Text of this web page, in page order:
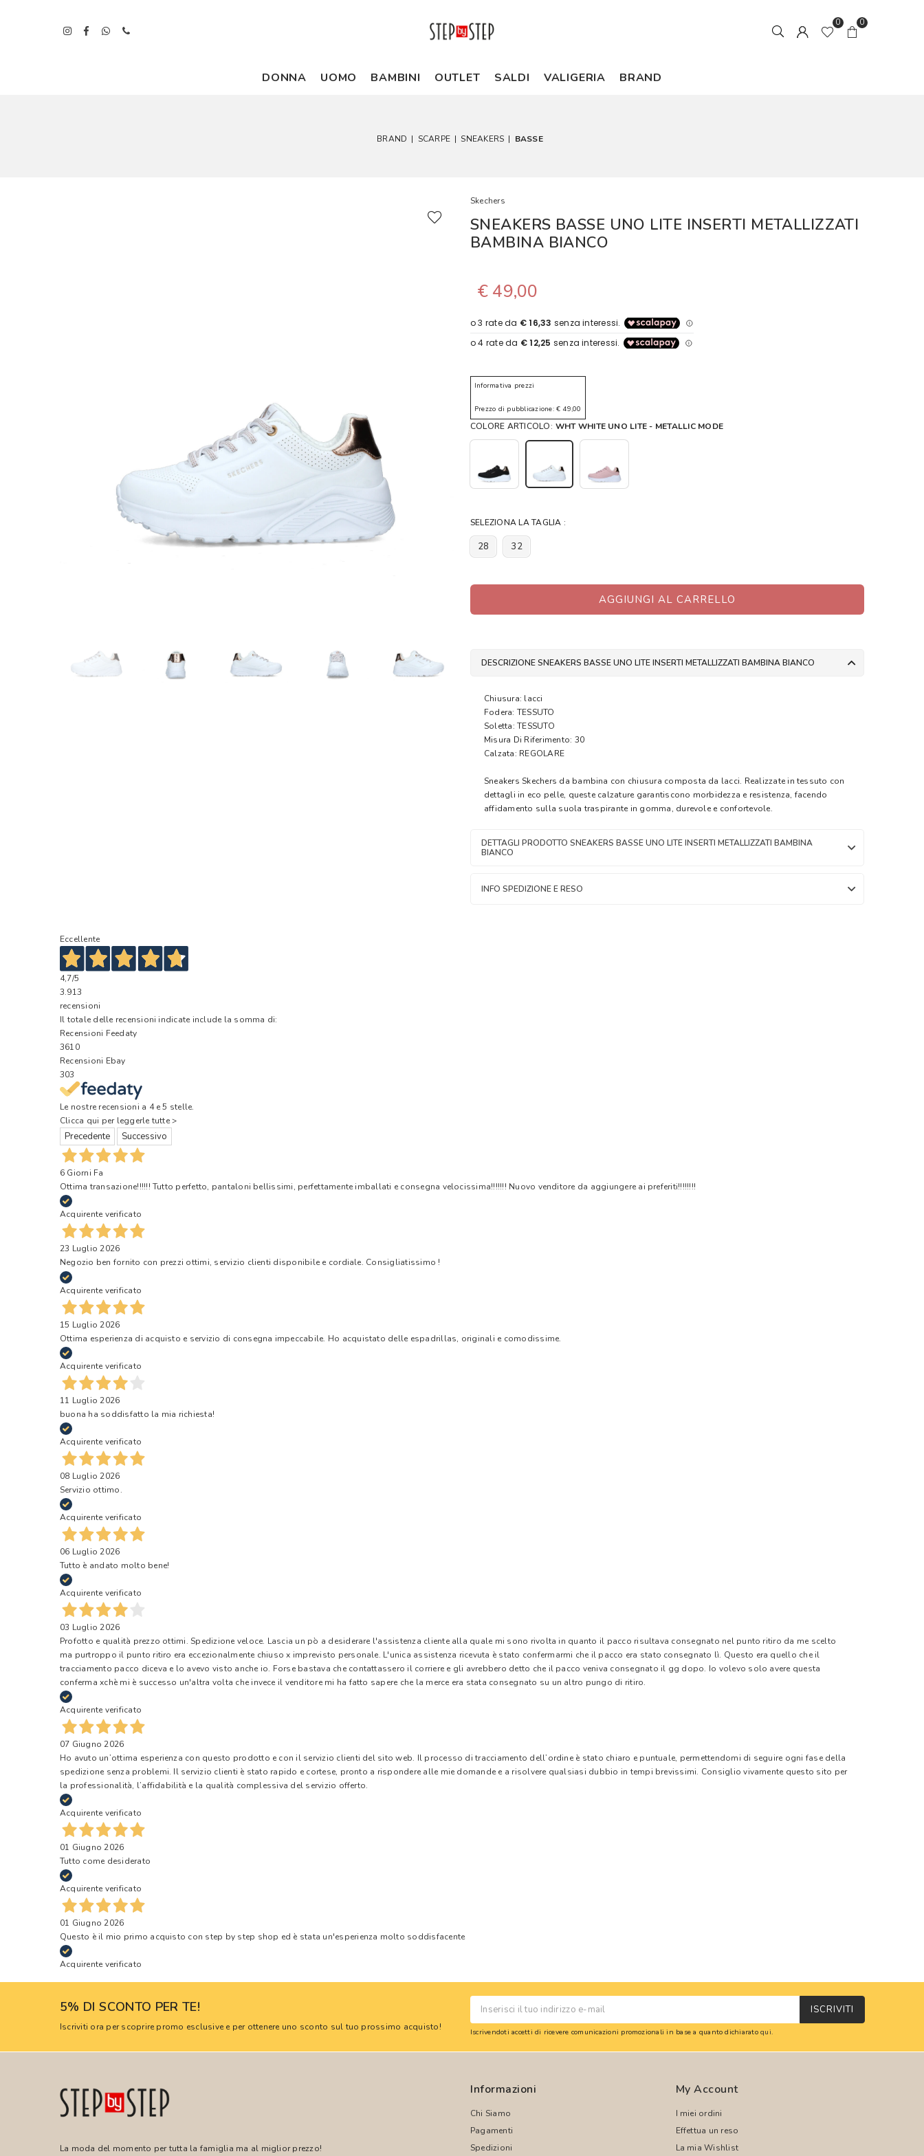
0 0
DONNA UOMO BAMBINI OUTLET SALDI VALIGERIA BRAND
BRAND | SCARPE | SNEAKERS | BASSE
Skechers
SNEAKERS BASSE UNO LITE INSERTI METALLIZZATI
BAMBINA BIANCO
€ 49,00
Informativa prezzi
Prezzo di pubblicazione: € 49,00
COLORE ARTICOLO: WHT WHITE UNO LITE - METALLIC MODE
SELEZIONA LA TAGLIA :
28 32
AGGIUNGI AL CARRELLO
DESCRIZIONE SNEAKERS BASSE UNO LITE INSERTI METALLIZZATI BAMBINA BIANCO
Chiusura: lacci
Fodera: TESSUTO
Soletta: TESSUTO
Misura Di Riferimento: 30
Calzata: REGOLARE
Sneakers Skechers da bambina con chiusura composta da lacci. Realizzate in tessuto con
dettagli in eco pelle, queste calzature garantiscono morbidezza e resistenza, facendo
affidamento sulla suola traspirante in gomma, durevole e confortevole.
DETTAGLI PRODOTTO SNEAKERS BASSE UNO LITE INSERTI METALLIZZATI BAMBINA
BIANCO
INFO SPEDIZIONE E RESO
Eccellente
4,7/5
3.913
recensioni
Il totale delle recensioni indicate include la somma di:
Recensioni Feedaty
3610
Recensioni Ebay
303
Le nostre recensioni a 4 e 5 stelle.
Clicca qui per leggerle tutte >
Precedente Successivo
6 Giorni Fa
Ottima transazione!!!!!! Tutto perfetto, pantaloni bellissimi, perfettamente imballati e consegna velocissima!!!!!!! Nuovo venditore da aggiungere ai preferiti!!!!!!!!
Acquirente verificato
23 Luglio 2026
Negozio ben fornito con prezzi ottimi, servizio clienti disponibile e cordiale. Consigliatissimo !
Acquirente verificato
15 Luglio 2026
Ottima esperienza di acquisto e servizio di consegna impeccabile. Ho acquistato delle espadrillas, originali e comodissime.
Acquirente verificato
11 Luglio 2026
buona ha soddisfatto la mia richiesta!
Acquirente verificato
08 Luglio 2026
Servizio ottimo.
Acquirente verificato
06 Luglio 2026
Tutto è andato molto bene!
Acquirente verificato
03 Luglio 2026
Profotto e qualità prezzo ottimi. Spedizione veloce. Lascia un pò a desiderare l'assistenza cliente alla quale mi sono rivolta in quanto il pacco risultava consegnato nel punto ritiro da me scelto
ma purtroppo il punto ritiro era eccezionalmente chiuso x imprevisto personale. L'unica assistenza ricevuta è stato confermarmi che il pacco era stato consegnato lì. Questo era quello che il
tracciamento pacco diceva e lo avevo visto anche io. Forse bastava che contattassero il corriere e gli avrebbero detto che il pacco veniva consegnato il gg dopo. Io volevo solo avere questa
conferma xchè mi è successo un'altra volta che invece il venditore mi ha fatto sapere che la merce era stata consegnato su un altro pungo di ritiro.
Acquirente verificato
07 Giugno 2026
Ho avuto un’ottima esperienza con questo prodotto e con il servizio clienti del sito web. Il processo di tracciamento dell’ordine è stato chiaro e puntuale, permettendomi di seguire ogni fase della
spedizione senza problemi. Il servizio clienti è stato rapido e cortese, pronto a rispondere alle mie domande e a risolvere qualsiasi dubbio in tempi brevissimi. Consiglio vivamente questo sito per
la professionalità, l’affidabilità e la qualità complessiva del servizio offerto.
Acquirente verificato
01 Giugno 2026
Tutto come desiderato
Acquirente verificato
01 Giugno 2026
Questo è il mio primo acquisto con step by step shop ed è stata un'esperienza molto soddisfacente
Acquirente verificato
5% DI SCONTO PER TE!
Iscriviti ora per scoprire promo esclusive e per ottenere uno sconto sul tuo prossimo acquisto!
ISCRIVITI
Iscrivendoti accetti di ricevere comunicazioni promozionali in base a quanto dichiaratoqui.
La moda del momento per tutta la famiglia ma al miglior prezzo!
Informazioni
Chi Siamo
Pagamenti
Spedizioni
My Account
I miei ordini
Effettua un reso
La mia Wishlist